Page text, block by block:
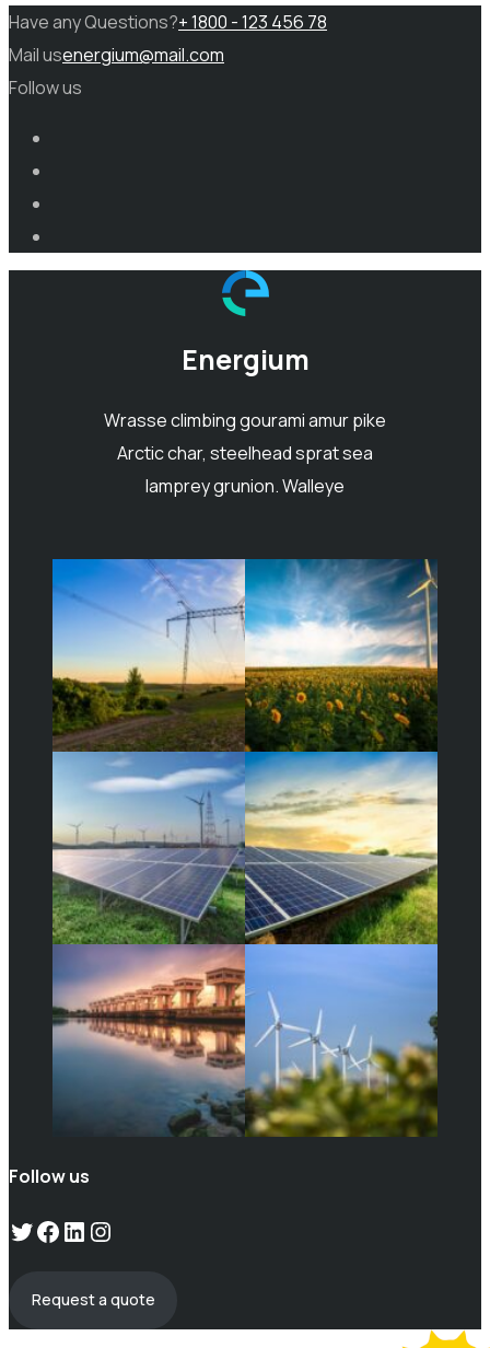
Have any Questions?+ 1800 - 123 456 78
Mail usenergium@mail.com
Follow us
Energium
Wrasse climbing gourami amur pike
Arctic char, steelhead sprat sea
lamprey grunion. Walleye
Follow us
Twitter
Facebook
LinkedIn
Instagram
Request a quote